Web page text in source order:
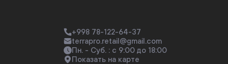
+998 78-122-64-37
terrapro.retail@gmail.com
Пн. - Суб. : с 9:00 до 18:00
Показать на карте